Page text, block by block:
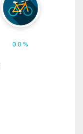
0.0 %